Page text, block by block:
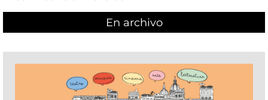
En archivo